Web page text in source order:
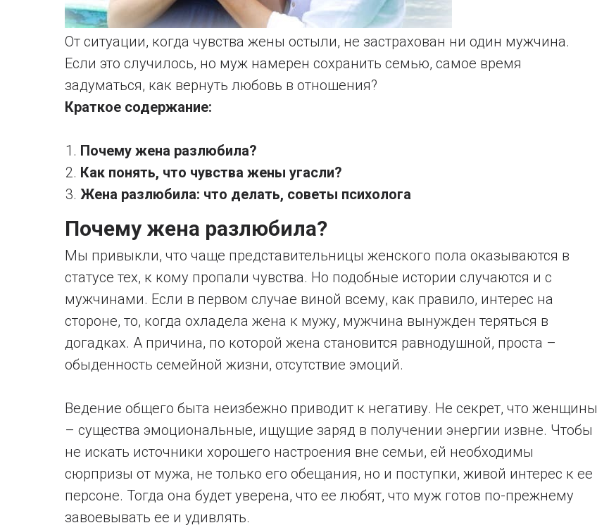
От ситуации, когда чувства жены остыли, не застрахован ни один мужчина.
Если это случилось, но муж намерен сохранить семью, самое время
задуматься, как вернуть любовь в отношения?
Краткое содержание:
Почему жена разлюбила?
Как понять, что чувства жены угасли?
Жена разлюбила: что делать, советы психолога
Почему жена разлюбила?
Мы привыкли, что чаще представительницы женского пола оказываются в
статусе тех, к кому пропали чувства. Но подобные истории случаются и с
мужчинами. Если в первом случае виной всему, как правило, интерес на
стороне, то, когда охладела жена к мужу, мужчина вынужден теряться в
догадках. А причина, по которой жена становится равнодушной, проста –
обыденность семейной жизни, отсутствие эмоций.
Ведение общего быта неизбежно приводит к негативу. Не секрет, что женщины
– существа эмоциональные, ищущие заряд в получении энергии извне. Чтобы
не искать источники хорошего настроения вне семьи, ей необходимы
сюрпризы от мужа, не только его обещания, но и поступки, живой интерес к ее
персоне. Тогда она будет уверена, что ее любят, что муж готов по-прежнему
завоевывать ее и удивлять.